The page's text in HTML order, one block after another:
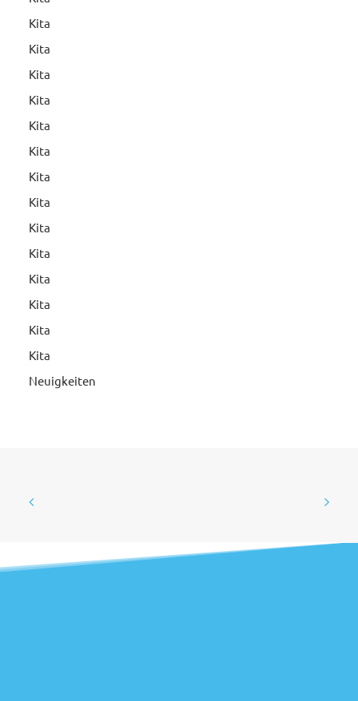
Kita
Kita
Kita
Kita
Kita
Kita
Kita
Kita
Kita
Kita
Kita
Kita
Kita
Kita
Neuigkeiten